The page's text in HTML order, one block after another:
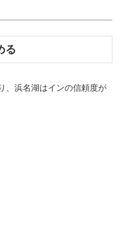
る
、浜名湖はインの信頼度が